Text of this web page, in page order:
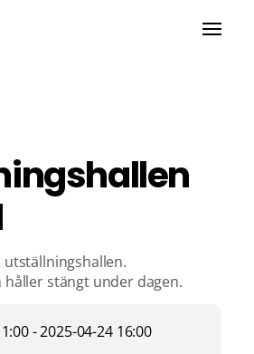
stängt under dagen.
- 2025-04-24 16:00